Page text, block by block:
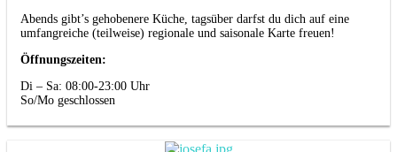
Abends gibt’s gehobenere Küche, tagsüber darfst du dich auf eine
umfangreiche (teilweise) regionale und saisonale Karte freuen!
Öffnungszeiten:
Di – Sa: 08:00-23:00 Uhr
So/Mo geschlossen